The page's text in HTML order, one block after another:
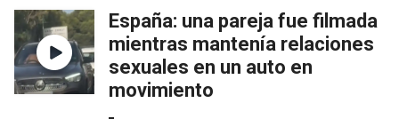
España: una pareja fue filmada
mientras mantenía relaciones
sexuales en un auto en
movimiento